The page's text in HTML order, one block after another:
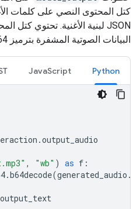
كتل المحتوى النصي على كلمات
JSON لبنية الأغنية. تحتوي كتل المحتوى من النوع
البيانات الصوتية المشفرة بترميز base64.
Python
JavaScript
.output_audio
, "wb" ) as f :
.b64decode(generated_audio .
output_text